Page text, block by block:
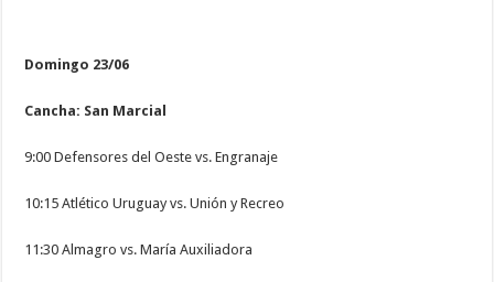
Domingo 23/06
Cancha: San Marcial
9:00 Defensores del Oeste vs. Engranaje
10:15 Atlético Uruguay vs. Unión y Recreo
11:30 Almagro vs. María Auxiliadora